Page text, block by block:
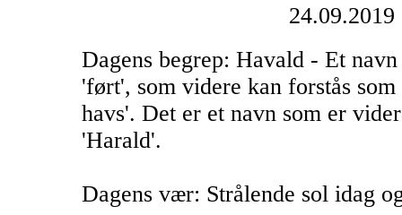
24.09.2019
Dagens begrep: Havald - Et
'ført', som videre kan forstås
havs'. Det er et navn som er
'Harald'.
Dagens vær: Strålende sol idag